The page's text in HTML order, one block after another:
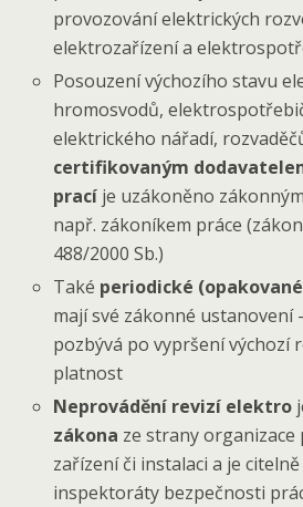
provozování elektrických
elektrozařízení a
Posouzení výchozího stavu
hromosvodů,
elektrického nářadí,
certifikovaným
prací je uzákoněno
např. zákoníkem práce (zákon
488/2000 Sb.)
Také periodické
mají své zákonné ustanovení
pozbývá po vypršení výchozí
platnost
Neprovádění revizí elektro
zákona ze strany
zařízení či instalaci a je
inspektoráty bezpečnosti